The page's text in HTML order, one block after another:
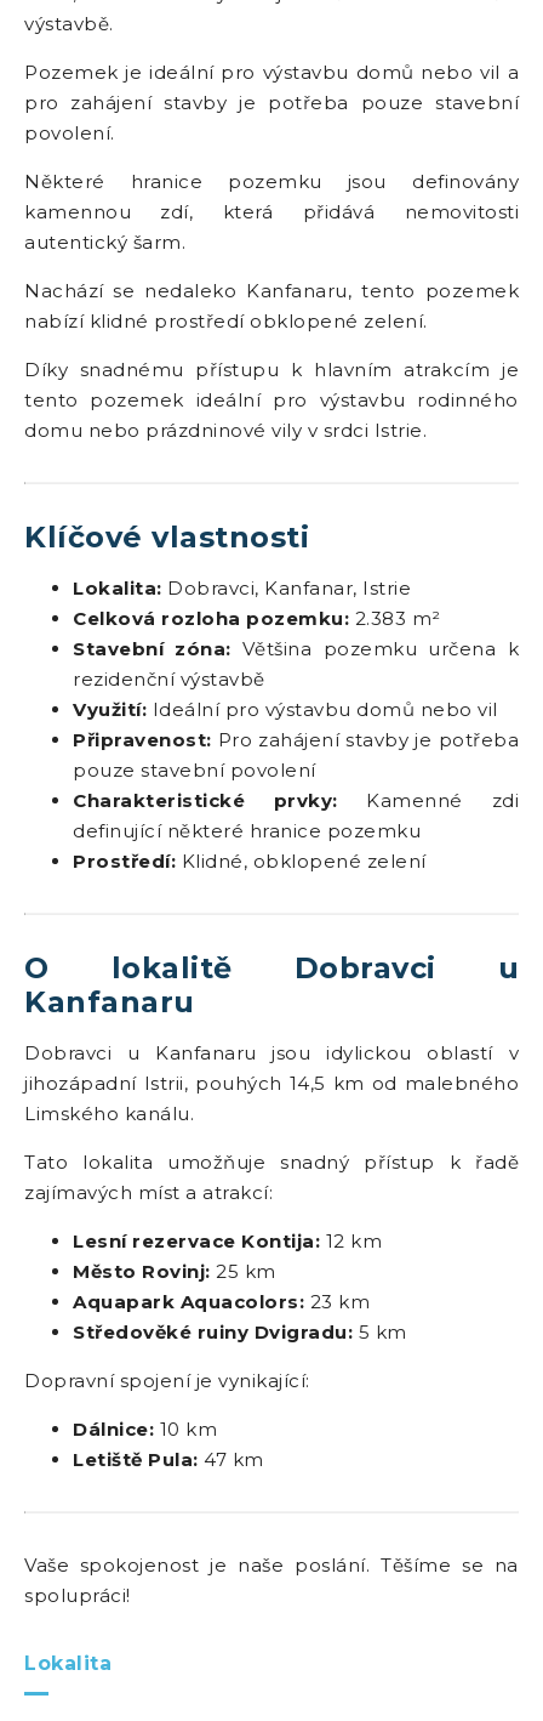
výstavbě.
Pozemek je ideální pro výstavbu domů nebo vil a
pro zahájení stavby je potřeba pouze stavební
povolení.
Některé hranice pozemku jsou definovány
kamennou zdí, která přidává nemovitosti
autentický šarm.
Nachází se nedaleko Kanfanaru, tento pozemek
nabízí klidné prostředí obklopené zelení.
Díky snadnému přístupu k hlavním atrakcím je
tento pozemek ideální pro výstavbu rodinného
domu nebo prázdninové vily v srdci Istrie.
Klíčové vlastnosti
Lokalita: Dobravci, Kanfanar, Istrie
Celková rozloha pozemku: 2.383 m²
Stavební zóna: Většina pozemku určena k
rezidenční výstavbě
Využití: Ideální pro výstavbu domů nebo vil
Připravenost: Pro zahájení stavby je potřeba
pouze stavební povolení
Charakteristické prvky: Kamenné zdi
definující některé hranice pozemku
Prostředí: Klidné, obklopené zelení
O lokalitě Dobravci u
Kanfanaru
Dobravci u Kanfanaru jsou idylickou oblastí v
jihozápadní Istrii, pouhých 14,5 km od malebného
Limského kanálu.
Tato lokalita umožňuje snadný přístup k řadě
zajímavých míst a atrakcí:
Lesní rezervace Kontija: 12 km
Město Rovinj: 25 km
Aquapark Aquacolors: 23 km
Středověké ruiny Dvigradu: 5 km
Dopravní spojení je vynikající:
Dálnice: 10 km
Letiště Pula: 47 km
Vaše spokojenost je naše poslání. Těšíme se na
spolupráci!
Lokalita